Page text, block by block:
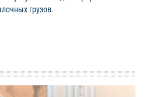
грузов.